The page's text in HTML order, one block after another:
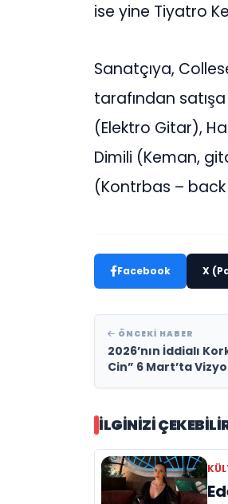
ise yine Tiyatro
Sanatçıya,
tarafından
(Elektro Gitar),
Dimili (Keman,
(Kontrbas –
Facebook X
ÖNCEKI HABER
2026’nın İddialı
Cin” 6 Mart’ta
İLGINIZI